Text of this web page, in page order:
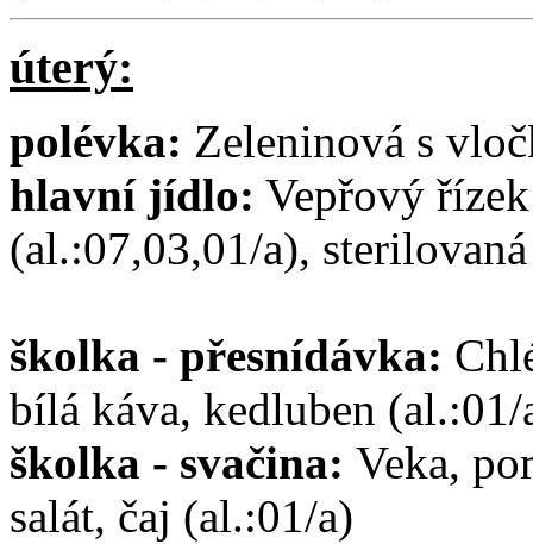
úterý:
polévka: Zeleninová s
hlavní jídlo: Vepřový
(al.:07,03,01/a),
školka - přesnídávka:
bílá káva, kedluben (al.:01/
školka - svačina: Veka,
salát, čaj (al.:01/a)